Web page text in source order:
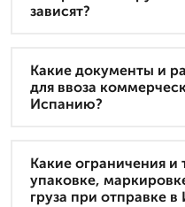
зависят?
Какие документы и
для ввоза
Испанию?
Какие ограничения и
упаковке,
груза при отправке